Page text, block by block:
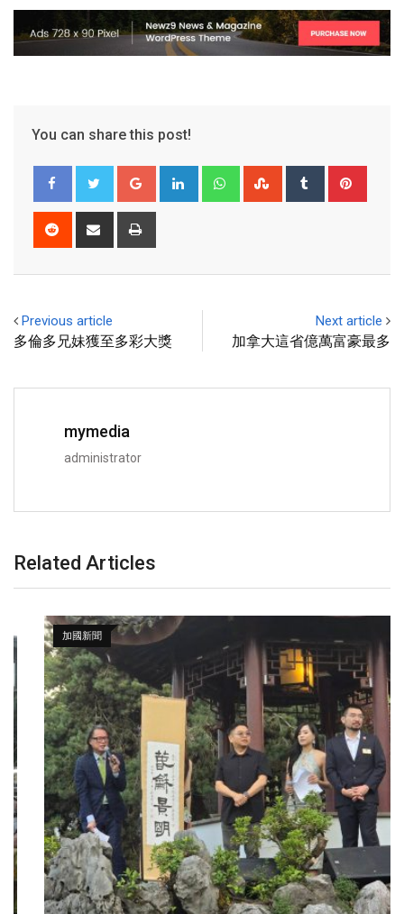
You can share this post!
Previous article
多倫多兄妹獲至多彩大獎
Next article
加拿大這省億萬富豪最多
mymedia
administrator
Related Articles
加國新聞